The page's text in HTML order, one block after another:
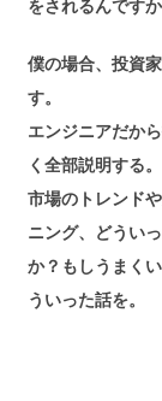
をされるんですか
僕の場合、投資
す。
エンジニアだか
く全部説明する。
市場のトレンド
ニング、どうい
か？もしうまく
ういった話を。